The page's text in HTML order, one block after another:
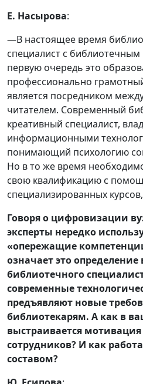
Е. Насырова:
—В настоящее время
специалист с
первую очередь это
профессионально
является посредником
читателем. Современный
креативный специалист,
информационными
понимающий психологию
Но в то же время
свою квалификацию с
специализированных
Говоря о цифровизации
эксперты нередко
«опережащие
означает это
библиотечного
современные
предъявляют новые
библиотекарям. А как в
выстраивается
сотрудников? И как
составом?